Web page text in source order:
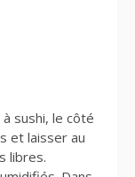
sushi, le côté
et laisser au
libres.